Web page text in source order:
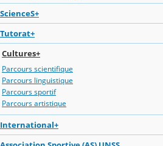
ScienceS+
Tutorat+
Cultures+
Parcours scientifique
Parcours linguistique
Parcours sportif
Parcours artistique
International+